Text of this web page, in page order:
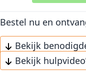
Bestel nu en
Bekijk
Bekijk